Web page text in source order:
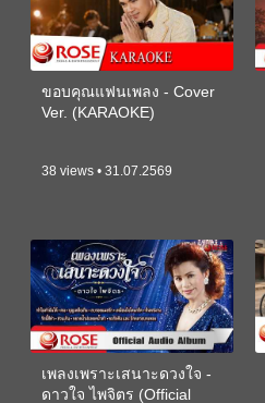
ขอบคุณแฟนเพลง - Cover
Ver. (KARAOKE)
38 views • 31.07.2569
เพลงเพราะเสนาะดวงใจ -
ดาวใจ ไพจิตร (Official